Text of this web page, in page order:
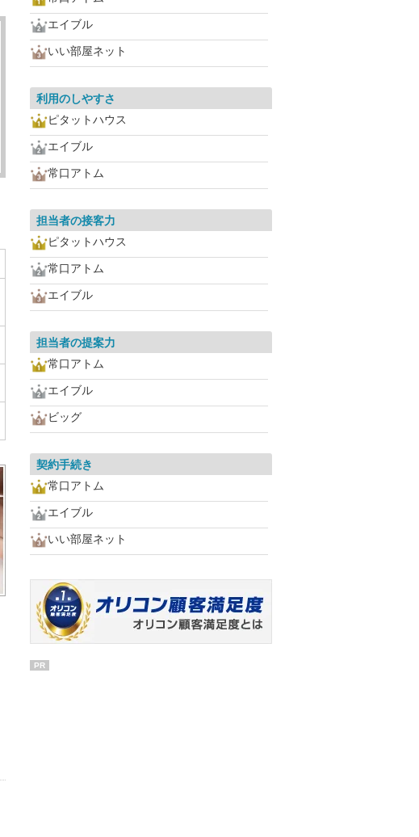
エイブル
いい部屋ネット
利用のしやすさ
ピタットハウス
エイブル
常口アトム
担当者の接客力
ピタットハウス
常口アトム
エイブル
担当者の提案力
常口アトム
エイブル
ビッグ
契約手続き
常口アトム
エイブル
いい部屋ネット
PR